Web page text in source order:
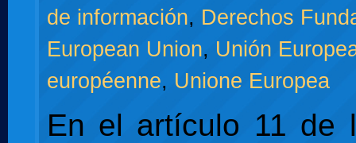
de información, Derechos
European Union, Unión
européenne, Unione Europea
En el artículo 11